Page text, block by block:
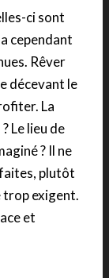
ci sont
cependant
Rêver
décevant le
La
Le lieu de
? Il ne
plutôt
trop exigent.
et